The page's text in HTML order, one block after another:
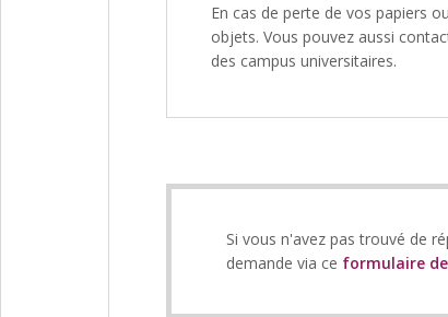
En cas de perte de vos papiers
objets. Vous pouvez aussi
des campus universitaires.
Si vous n'avez pas trouvé de
demande via ce formulaire